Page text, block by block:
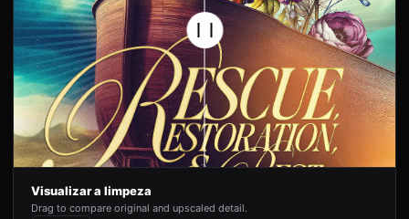
Visualizar a limpeza
Drag to compare original and upscaled detail.